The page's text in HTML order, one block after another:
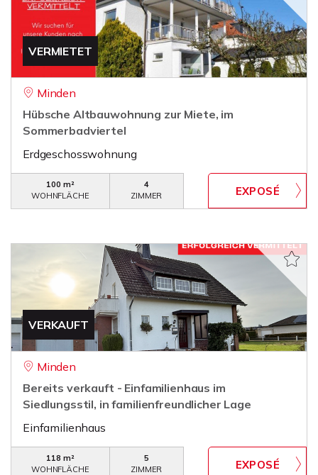
VERMIETET
Minden
Hübsche Altbauwohnung zur Miete, im
Sommerbadviertel
Erdgeschosswohnung
100 m²
WOHNFLÄCHE
4
ZIMMER
VERKAUFT
Minden
Bereits verkauft - Einfamilienhaus im
Siedlungsstil, in familienfreundlicher Lage
Einfamilienhaus
118 m²
WOHNFLÄCHE
5
ZIMMER